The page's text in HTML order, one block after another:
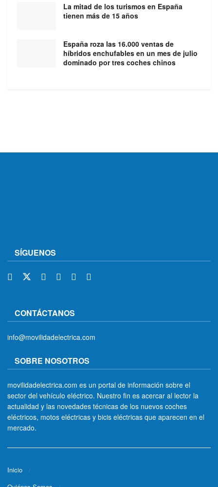
La mitad de los turismos en España
tienen más de 15 años
España roza las 16.000 ventas de
híbridos enchufables en un mes de julio
dominado por tres coches chinos
SÍGUENOS
CONTÁCTANOS
info@movilidadelectrica.com
SOBRE NOSOTROS
movilidadelectrica.com es un portal de información sobre el
sector del vehículo eléctrico. Nuestro fin es acercar al lector la
actualidad y las novedades técnicas de los nuevos coches
eléctricos, motos eléctricas y bicis eléctricas que aparecen en el
mercado.
Inicio